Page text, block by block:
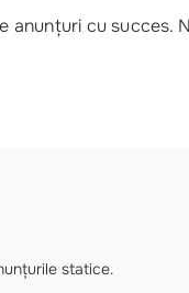
anunțuri cu succes.
statice.